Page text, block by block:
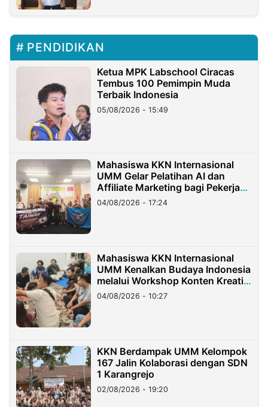
PENDIDIKAN
Ketua MPK Labschool Ciracas
Tembus 100 Pemimpin Muda
Terbaik Indonesia
05/08/2026 - 15:49
Mahasiswa KKN Internasional
UMM Gelar Pelatihan AI dan
Affiliate Marketing bagi Pekerja
Migran Indonesia di Taiwan
04/08/2026 - 17:24
Mahasiswa KKN Internasional
UMM Kenalkan Budaya Indonesia
melalui Workshop Konten Kreatif
di Taiwan
04/08/2026 - 10:27
KKN Berdampak UMM Kelompok
167 Jalin Kolaborasi dengan SDN
1 Karangrejo
02/08/2026 - 19:20